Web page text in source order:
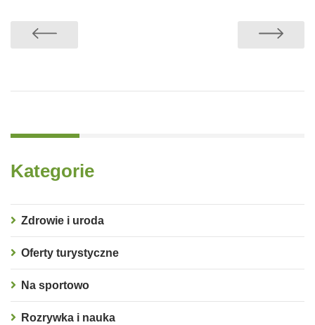
Kategorie
Zdrowie i uroda
Oferty turystyczne
Na sportowo
Rozrywka i nauka